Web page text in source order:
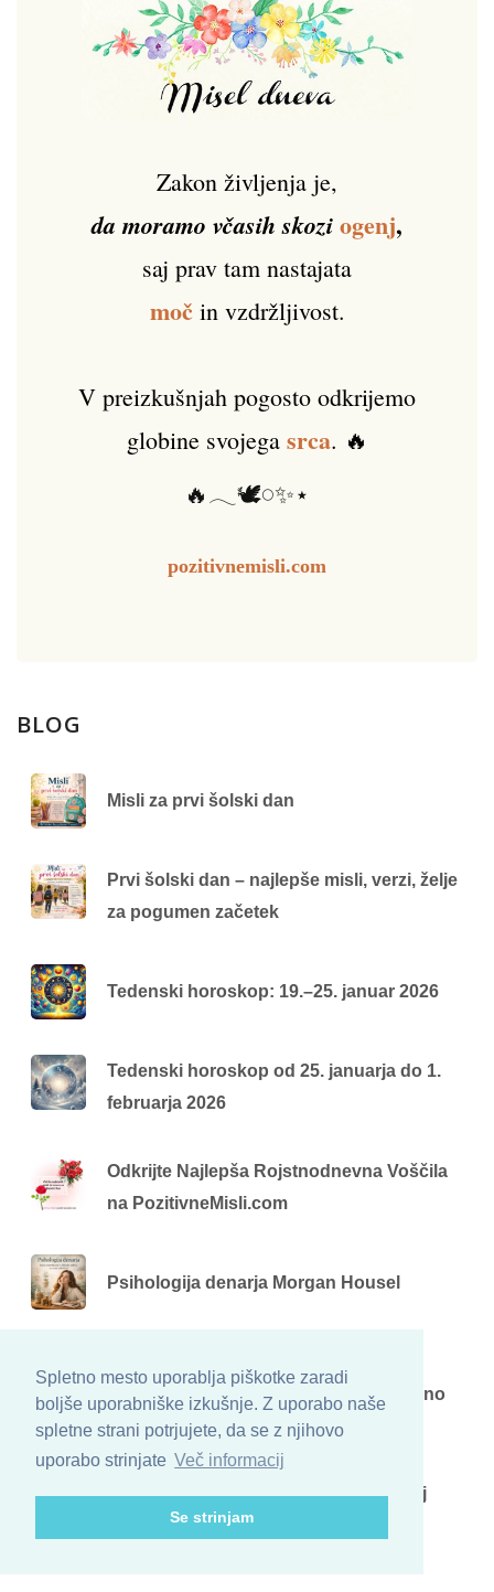
Spletno mesto uporablja piškotke zaradi
boljše uporabniške izkušnje. Z uporabo naše
spletne strani potrjujete, da se z njihovo
uporabo strinjate Več informacij
Se strinjam
Zakon življenja je,
da moramo včasih skoziogenj,
saj prav tam nastajata
močin vzdržljivost.
V preizkušnjah pogosto odkrijemo
globine svojega srca. 🔥
🔥𓂃🕊️𓏸✨⋆
pozitivnemisli.com
BLOG
Misli za prvi šolski dan
Prvi šolski dan – najlepše misli, verzi, želje
za pogumen začetek
Tedenski horoskop: 19.–25. januar 2026
Tedenski horoskop od 25. januarja do 1.
februarja 2026
Odkrijte Najlepša Rojstnodnevna Voščila
na PozitivneMisli.com
Psihologija denarja Morgan Housel
psihološki vzroki, ki vplivajo na finančno
stabilnost
Simboli sreče – izberi svojega in odkrij
sporočilo!